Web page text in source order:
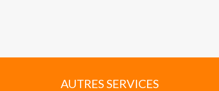
AUTRES SERVICES